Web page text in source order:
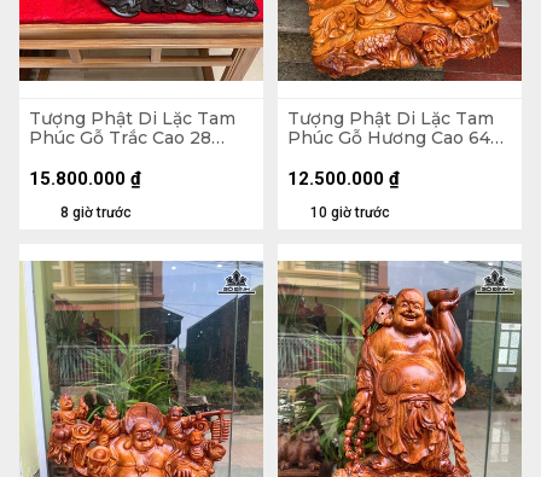
Tượng Phật Di Lặc Tam
Phúc Gỗ Trắc Cao 28
8 giờ trước
15.800.000 ₫
Tượng Phật Di Lặc Tam
Phúc Gỗ Hương Cao 64
10 giờ trước
12.500.000 ₫